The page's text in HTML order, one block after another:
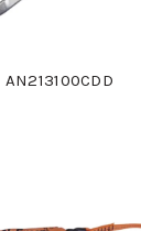
AN213100CDD